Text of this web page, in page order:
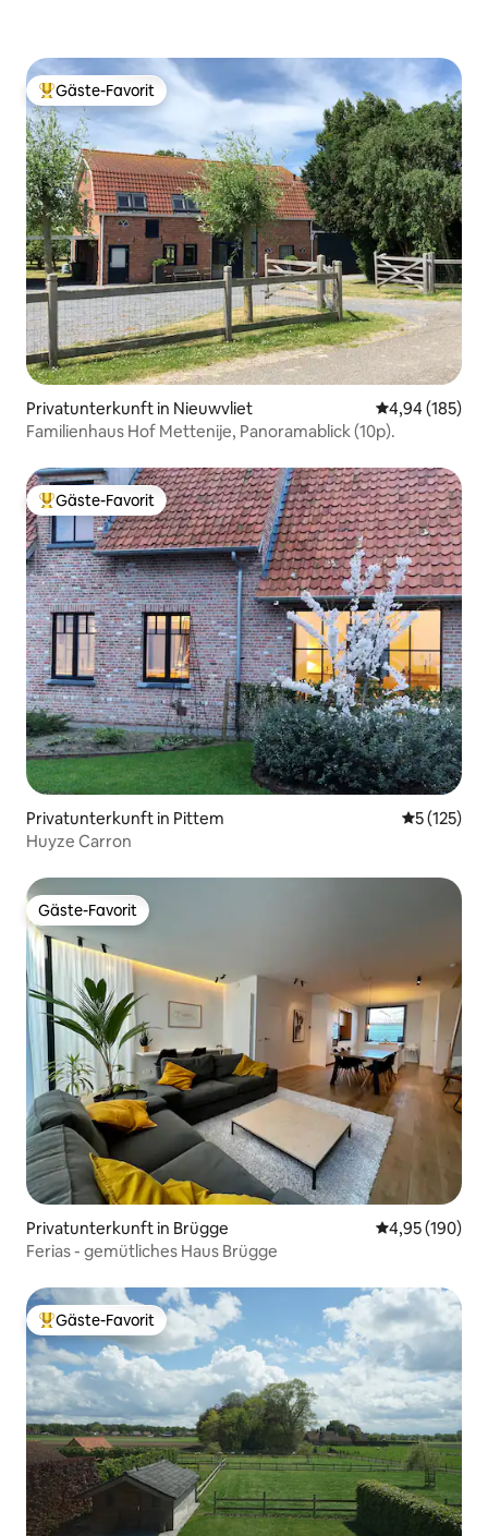
Beliebter Gäste-Favorit.
Gäste-Favorit
Privatunterkunft in Nieuwvliet
4,94 (185)
Familienhaus Hof Mettenije, Panoramablick (10p).
Beliebter Gäste-Favorit.
Gäste-Favorit
Privatunterkunft in Pittem
5 (125)
Huyze Carron
Gäste-Favorit
Gäste-Favorit
Privatunterkunft in Brügge
4,95 (190)
Ferias - gemütliches Haus Brügge
Beliebter Gäste-Favorit.
Gäste-Favorit